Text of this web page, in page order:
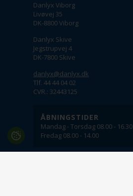
Danlyx Viborg
Livøvej 35
DK-8800 Viborg
Danlyx Skive
Jegstrupvej 4
DK-7800 Skive
danlyx@danlyx.dk
Tlf. 44 44 04 02
CVR.: 32443125
ÅBNINGSTIDER
Mandag - Torsdag 08.00 - 16.30
Fredag 08.00 - 14.00